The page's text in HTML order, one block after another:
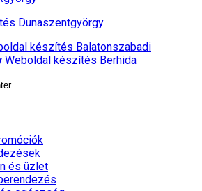
Dunaszentgyörgy
készítés​ Balatonszabadi
Weboldal készítés​ Berhida
és üzlet